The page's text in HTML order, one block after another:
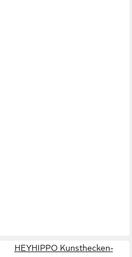
HEYHIPPO Kunsthecken-